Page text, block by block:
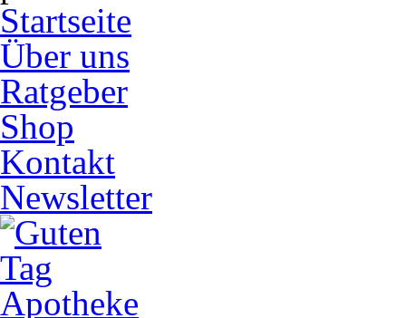
Startseite
Über uns
Ratgeber
Shop
Kontakt
Newsletter